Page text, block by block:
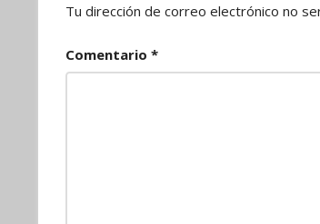
Tu dirección de correo electrónico no
Comentario *